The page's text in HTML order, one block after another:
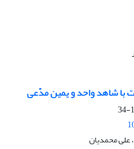
با شاهد واحد و یمین مدّعی
1-34
علی محمدیان